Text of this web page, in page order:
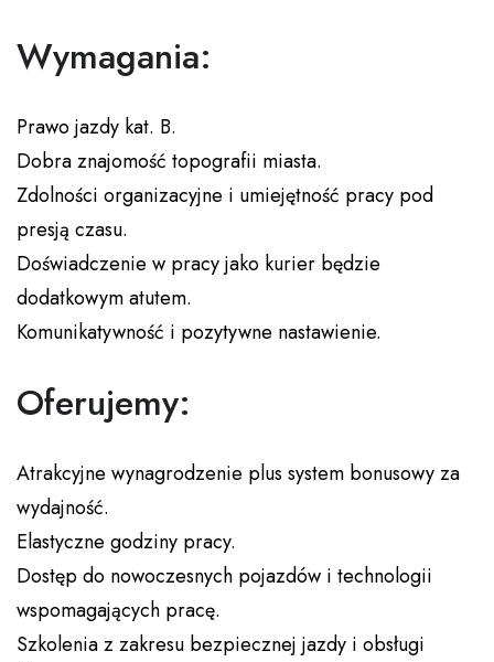
Wymagania:
Prawo jazdy kat. B.
Dobra znajomość topografii miasta.
Zdolności organizacyjne i umiejętność pracy pod
presją czasu.
Doświadczenie w pracy jako kurier będzie
dodatkowym atutem.
Komunikatywność i pozytywne nastawienie.
Oferujemy:
Atrakcyjne wynagrodzenie plus system bonusowy za
wydajność.
Elastyczne godziny pracy.
Dostęp do nowoczesnych pojazdów i technologii
wspomagających pracę.
Szkolenia z zakresu bezpiecznej jazdy i obsługi